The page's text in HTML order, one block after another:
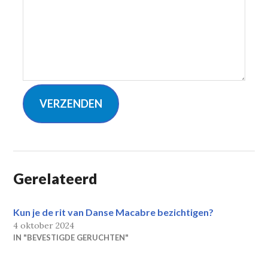
VERZENDEN
Gerelateerd
Kun je de rit van Danse Macabre bezichtigen?
4 oktober 2024
IN "BEVESTIGDE GERUCHTEN"